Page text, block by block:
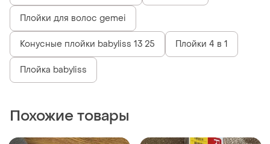
Плойки для волос gemei
Конусные плойки babyliss 13 25 Плойки 4 в 1
Плойка babyliss
Похожие товары